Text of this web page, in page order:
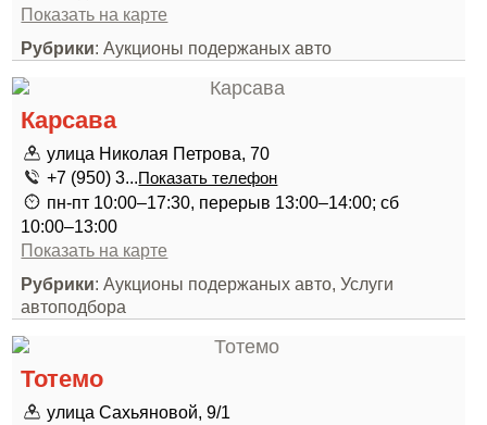
Показать на карте
Рубрики: Аукционы подержаных авто
Карсава
улица Николая Петрова, 70
+7 (950) 3...Показать телефон
пн-пт 10:00–17:30, перерыв 13:00–14:00; сб
10:00–13:00
Показать на карте
Рубрики: Аукционы подержаных авто, Услуги
автоподбора
Тотемо
улица Сахьяновой, 9/1